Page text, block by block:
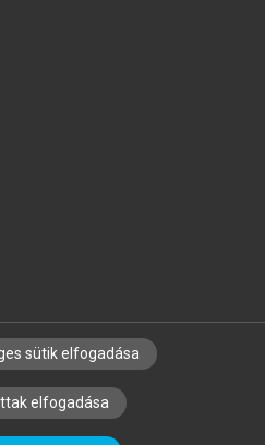
KÖNYVTÁROSOKNAK
ALAPELVEK
sütik elfogadása
elfogadása